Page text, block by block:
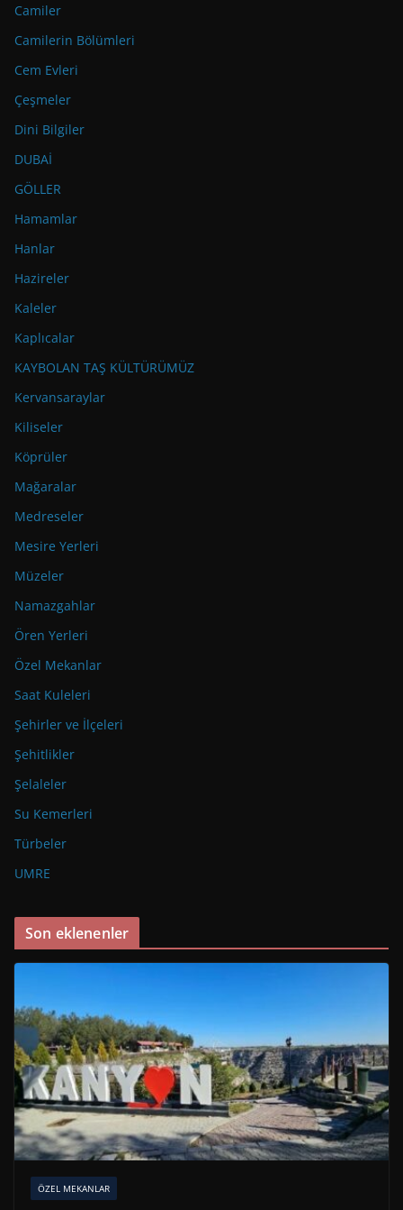
Camiler
Camilerin Bölümleri
Cem Evleri
Çeşmeler
Dini Bilgiler
DUBAİ
GÖLLER
Hamamlar
Hanlar
Hazireler
Kaleler
Kaplıcalar
KAYBOLAN TAŞ KÜLTÜRÜMÜZ
Kervansaraylar
Kiliseler
Köprüler
Mağaralar
Medreseler
Mesire Yerleri
Müzeler
Namazgahlar
Ören Yerleri
Özel Mekanlar
Saat Kuleleri
Şehirler ve İlçeleri
Şehitlikler
Şelaleler
Su Kemerleri
Türbeler
UMRE
Son eklenenler
ÖZEL MEKANLAR